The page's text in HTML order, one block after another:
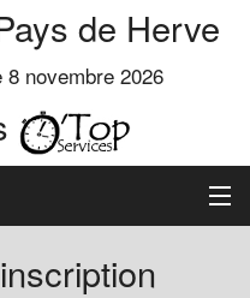
de Herve
novembre 2026